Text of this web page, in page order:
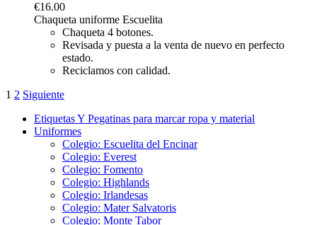
€16.00
Chaqueta uniforme Escuelita
Chaqueta 4 botones.
Revisada y puesta a la venta de nuevo en perfecto
estado.
Reciclamos con calidad.
1 2 Siguiente
Etiquetas Y Pegatinas para marcar ropa y material
Uniformes
Colegio: Escuelita del Encinar
Colegio: Everest
Colegio: Fomento
Colegio: Highlands
Colegio: Irlandesas
Colegio: Mater Salvatoris
Colegio: Monte Tabor